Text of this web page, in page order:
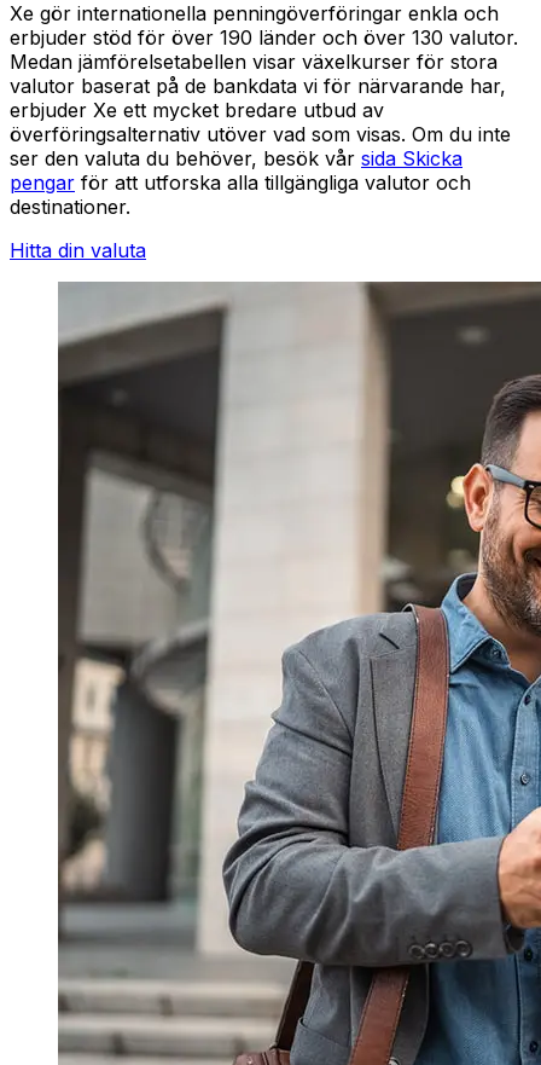
Xe gör internationella penningöverföringar enkla och
erbjuder stöd för över 190 länder och över 130 valutor.
Medan jämförelsetabellen visar växelkurser för stora
valutor baserat på de bankdata vi för närvarande har,
erbjuder Xe ett mycket bredare utbud av
överföringsalternativ utöver vad som visas. Om du inte
ser den valuta du behöver, besök vår sida Skicka
pengar för att utforska alla tillgängliga valutor och
destinationer.
Hitta din valuta